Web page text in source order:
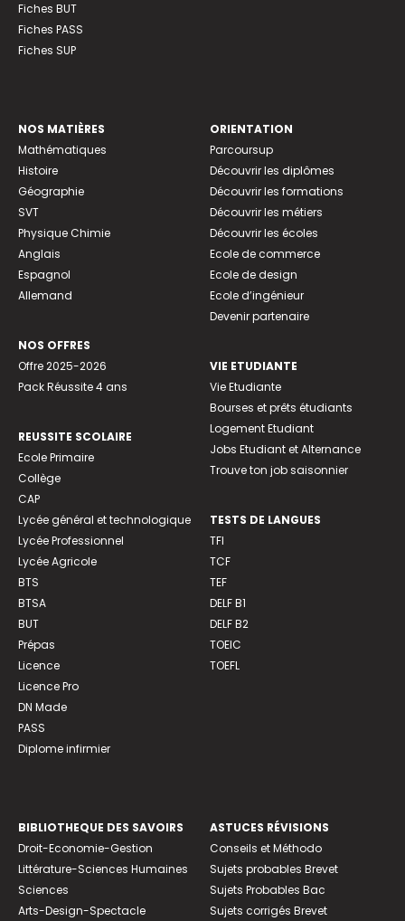
Fiches BUT
Fiches PASS
Fiches SUP
NOS MATIÈRES
Mathématiques
Histoire
Géographie
SVT
Physique Chimie
Anglais
Espagnol
Allemand
NOS OFFRES
Offre 2025-2026
Pack Réussite 4 ans
REUSSITE SCOLAIRE
Ecole Primaire
Collège
CAP
Lycée général et technologique
Lycée Professionnel
Lycée Agricole
BTS
BTSA
BUT
Prépas
Licence
Licence Pro
DN Made
PASS
Diplome infirmier
ORIENTATION
Parcoursup
Découvrir les diplômes
Découvrir les formations
Découvrir les métiers
Découvrir les écoles
Ecole de commerce
Ecole de design
Ecole d’ingénieur
Devenir partenaire
VIE ETUDIANTE
Vie Etudiante
Bourses et prêts étudiants
Logement Etudiant
Jobs Etudiant et Alternance
Trouve ton job saisonnier
TESTS DE LANGUES
TFI
TCF
TEF
DELF B1
DELF B2
TOEIC
TOEFL
BIBLIOTHEQUE DES SAVOIRS
Droit-Economie-Gestion
Littérature-Sciences Humaines
Sciences
Arts-Design-Spectacle
ASTUCES RÉVISIONS
Conseils et Méthodo
Sujets probables Brevet
Sujets Probables Bac
Sujets corrigés Brevet